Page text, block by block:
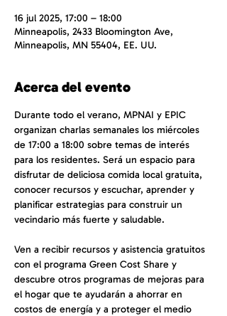
16 jul 2025, 17:00 – 18:00
Minneapolis, 2433 Bloomington Ave,
Minneapolis, MN 55404, EE. UU.
Acerca del evento
Durante todo el verano, MPNAI y EPIC
organizan charlas semanales los miércoles
de 17:00 a 18:00 sobre temas de interés
para los residentes. Será un espacio para
disfrutar de deliciosa comida local gratuita,
conocer recursos y escuchar, aprender y
planificar estrategias para construir un
vecindario más fuerte y saludable.
Ven a recibir recursos y asistencia gratuitos
con el programa Green Cost Share y
descubre otros programas de mejoras para
el hogar que te ayudarán a ahorrar en
costos de energía y a proteger el medio